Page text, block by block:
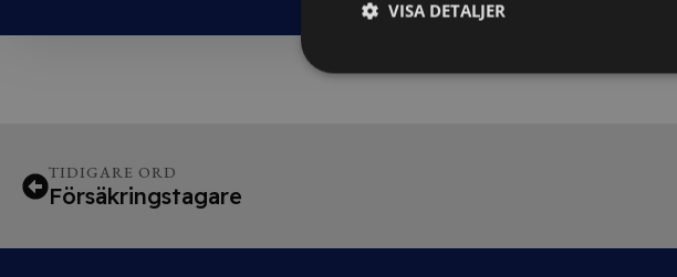
TIDIGARE ORD
Försäkringstagare
VISA DETALJER